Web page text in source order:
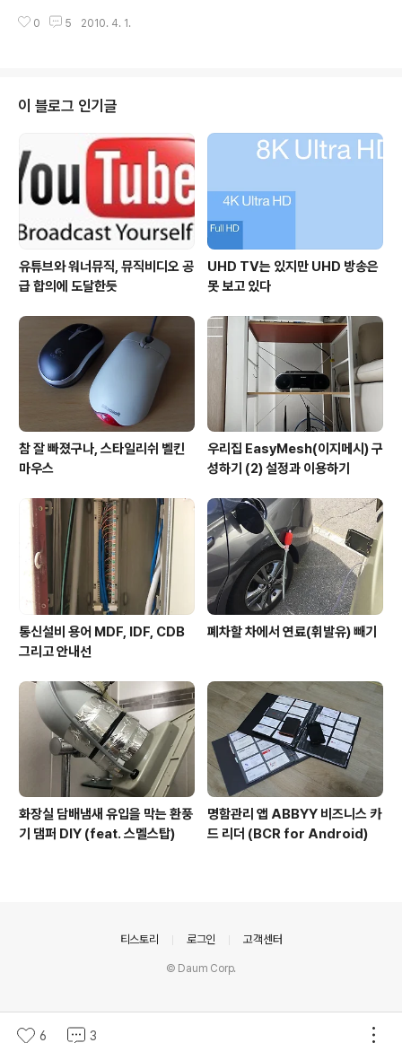
나왔다. iPod Touch와 iPod 신제품과 Mac PC도 마찬
환할 때 홈버튼을 두번 누르면 백그라운드로 동작중인 Ap
용하고 있는 태스크 전환 방식이다. iPhone OS의 멀티태
스킹 지원 여부는 iPhone과 iPod Touch 사용자들에게
는 늘 뜨거운 감자였다. 멀티태스킹 지원 여부는 효율성과
편의성의 대립이었지만 이제까지는 효율성이 더 강조되었
기 때문에 지원되지 않았다. Apple이 iPhone OS 기기..
0 5 2010. 4. 1.
이 블로그 인기글
유튜브와 워너뮤직, 뮤직비디오 공
급 합의에 도달한듯
UHD TV는 있지만 UHD 방송은
못 보고 있다
참 잘 빠졌구나, 스타일리쉬 벨킨
마우스
우리집 EasyMesh(이지메시) 구
성하기 (2) 설정과 이용하기
통신설비 용어 MDF, IDF, CDB
그리고 안내선
폐차할 차에서 연료(휘발유) 빼기
화장실 담배냄새 유입을 막는 환풍
기 댐퍼 DIY (feat. 스멜스탑)
명함관리 앱 ABBYY 비즈니스 카
드 리더 (BCR for Android)
6 3
티스토리 로그인 고객센터
© Daum Corp.